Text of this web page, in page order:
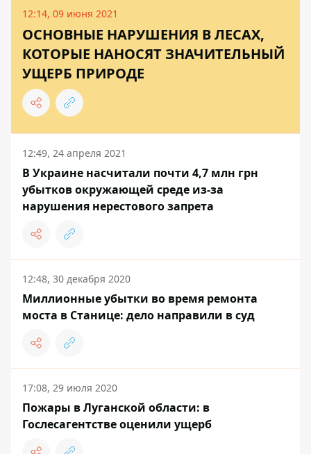
12:14, 09 июня 2021
ОСНОВНЫЕ НАРУШЕНИЯ В ЛЕСАХ,
КОТОРЫЕ НАНОСЯТ ЗНАЧИТЕЛЬНЫЙ
УЩЕРБ ПРИРОДЕ
12:49, 24 апреля 2021
В Украине насчитали почти 4,7 млн грн
убытков окружающей среде из-за
нарушения нерестового запрета
12:48, 30 декабря 2020
Миллионные убытки во время ремонта
моста в Станице: дело направили в суд
17:08, 29 июля 2020
Пожары в Луганской области: в
Гослесагентстве оценили ущерб